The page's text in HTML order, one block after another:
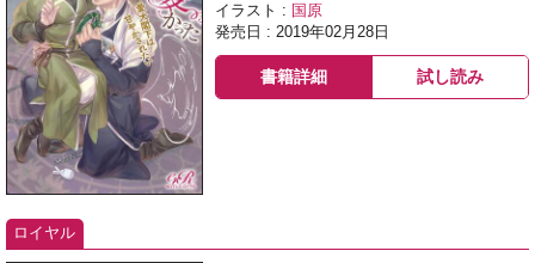
イラスト : 国原
発売日 : 2019年02月28日
書籍詳細 試し読み
ロイヤル